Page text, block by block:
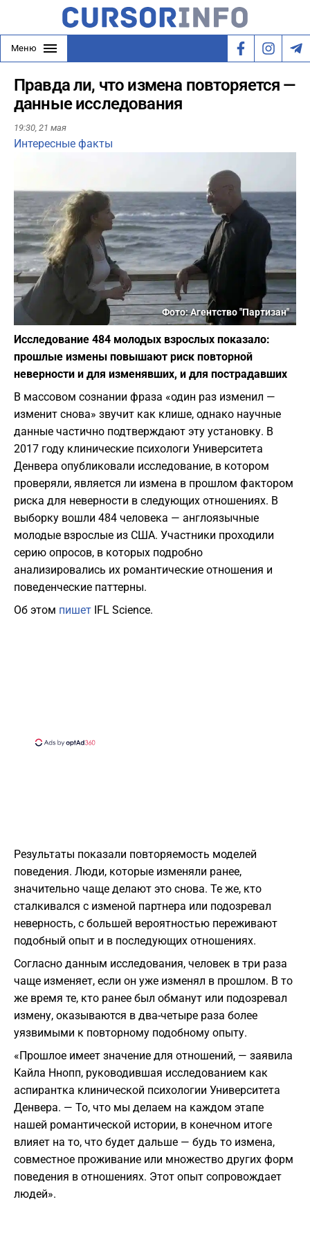
Меню
Правда ли, что измена повторяется —
данные исследования
19:30, 21 мая
Интересные факты
Фото: Агентство "Партизан"
Исследование 484 молодых взрослых показало:
прошлые измены повышают риск повторной
неверности и для изменявших, и для пострадавших
В массовом сознании фраза «один раз изменил —
изменит снова» звучит как клише, однако научные
данные частично подтверждают эту установку. В
2017 году клинические психологи Университета
Денвера опубликовали исследование, в котором
проверяли, является ли измена в прошлом фактором
риска для неверности в следующих отношениях. В
выборку вошли 484 человека — англоязычные
молодые взрослые из США. Участники проходили
серию опросов, в которых подробно
анализировались их романтические отношения и
поведенческие паттерны.
Об этом пишет IFL Science.
Результаты показали повторяемость моделей
поведения. Люди, которые изменяли ранее,
значительно чаще делают это снова. Те же, кто
сталкивался с изменой партнера или подозревал
неверность, с большей вероятностью переживают
подобный опыт и в последующих отношениях.
Согласно данным исследования, человек в три раза
чаще изменяет, если он уже изменял в прошлом. В то
же время те, кто ранее был обманут или подозревал
измену, оказываются в два-четыре раза более
уязвимыми к повторному подобному опыту.
«Прошлое имеет значение для отношений, — заявила
Кайла Ннопп, руководившая исследованием как
аспирантка клинической психологии Университета
Денвера. — То, что мы делаем на каждом этапе
нашей романтической истории, в конечном итоге
влияет на то, что будет дальше — будь то измена,
совместное проживание или множество других форм
поведения в отношениях. Этот опыт сопровождает
людей».